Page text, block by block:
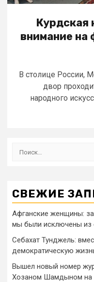
Курдская
внимание на
В столице России,
двор
народного
СВЕЖИЕ
Афганские женщины: за
мы были исключены из
Себахат Тунджель:
демократическую
Вышел новый номер
Хозаном Шамдыном на